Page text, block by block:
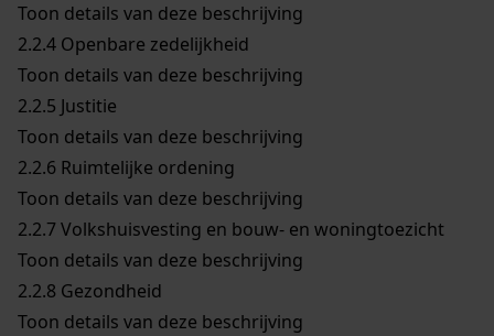
Toon details van deze beschrijving
2.2.4 Openbare zedelijkheid
Toon details van deze beschrijving
2.2.5 Justitie
Toon details van deze beschrijving
2.2.6 Ruimtelijke ordening
Toon details van deze beschrijving
2.2.7Volkshuisvesting en bouw- en woningtoezicht
Toon details van deze beschrijving
2.2.8 Gezondheid
Toon details van deze beschrijving